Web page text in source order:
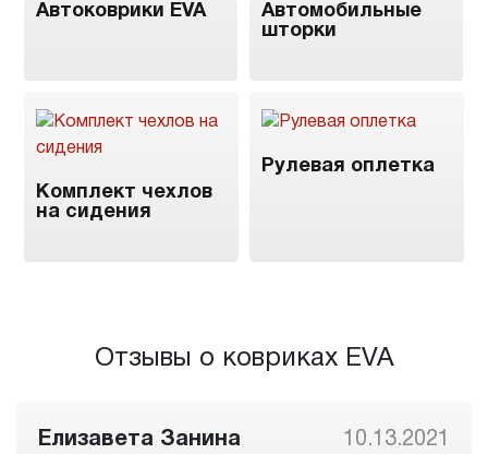
Автоковрики EVA
Автомобильные
шторки
Комплект чехлов
на сидения
Рулевая оплетка
Отзывы о ковриках EVA
Елизавета Занина 10.13.2021